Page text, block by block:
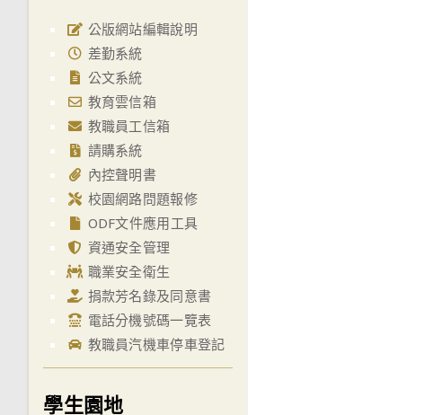
公版網站編輯說明
差勤系統
公文系統
教育雲信箱
教職員工信箱
請購系統
內控聲明書
校園網路問題報修
ODF文件應用工具
資通安全管理
職業安全衛生
捐款芳名錄及同意書
電話分機號碼一覽表
教職員汽機車停車登記
學生園地